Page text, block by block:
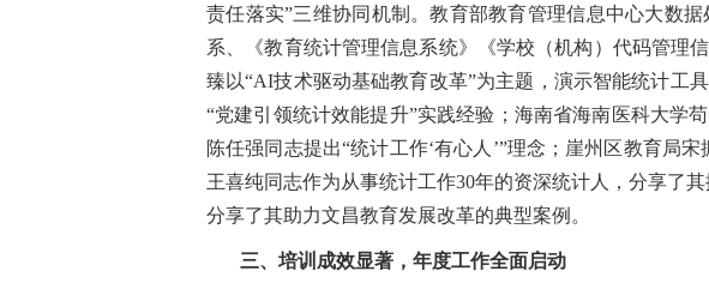
责任落实”三维协同机制。教育部教育管理信息中心大数
系、《教育统计管理信息系统》《学校（机构）代码管理
臻以“AI技术驱动基础教育改革”为主题，演示智能统计工
“党建引领统计效能提升”实践经验；海南省海南医科大学
陈任强同志提出“统计工作‘有心人’”理念；崖州区教育局
王喜纯同志作为从事统计工作30年的资深统计人，分享了
分享了其助力文昌教育发展改革的典型案例。
三、培训成效显著，年度工作全面启动